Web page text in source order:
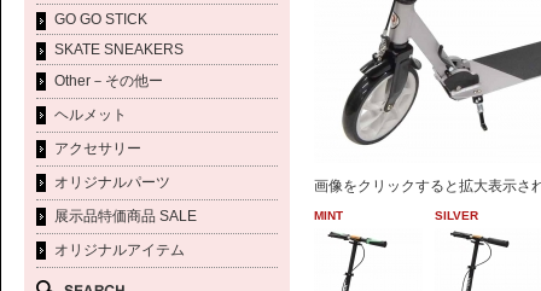
GO GO STICK
SKATE SNEAKERS
Other－その他ー
ヘルメット
アクセサリー
オリジナルパーツ
展示品特価商品 SALE
オリジナルアイテム
画像をクリックすると拡大表示さ
MINT SILVER